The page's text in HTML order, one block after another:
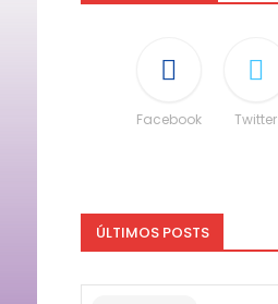
Facebook Twitter
ÚLTIMOS POSTS